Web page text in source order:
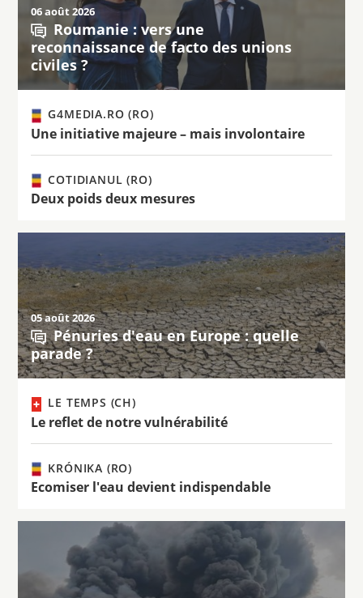
06 août 2026
Roumanie : vers une
reconnaissance de facto des unions
civiles ?
G4MEDIA.RO (RO)
Une initiative majeure – mais involontaire
COTIDIANUL (RO)
Deux poids deux mesures
05 août 2026
Pénuries d'eau en Europe : quelle
parade ?
LE TEMPS (CH)
Le reflet de notre vulnérabilité
KRÓNIKA (RO)
Ecomiser l'eau devient indispendable